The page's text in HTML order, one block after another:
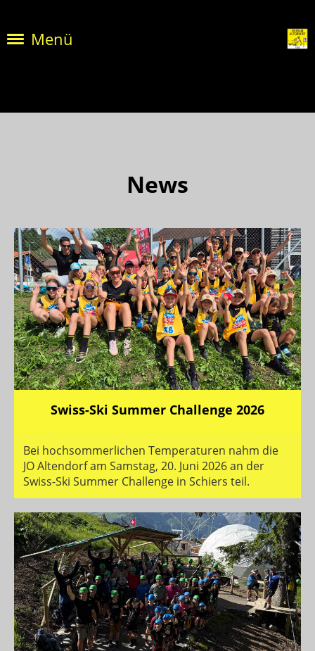
Menü
News
Swiss-Ski Summer Challenge 2026
Bei hochsommerlichen Temperaturen nahm die
JO Altendorf am Samstag, 20. Juni 2026 an der
Swiss-Ski Summer Challenge in Schiers teil.